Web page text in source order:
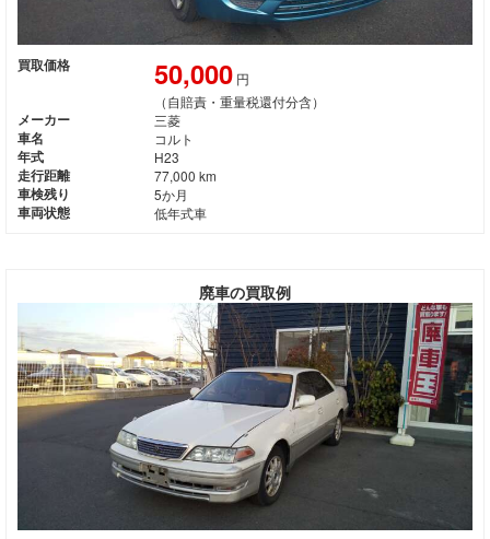
買取価格 50,000円
（自賠責・重量税還付分含）
メーカー
三菱
車名
コルト
年式
H23
走行距離
77,000 km
車検残り
5か月
車両状態
低年式車
廃車の買取例